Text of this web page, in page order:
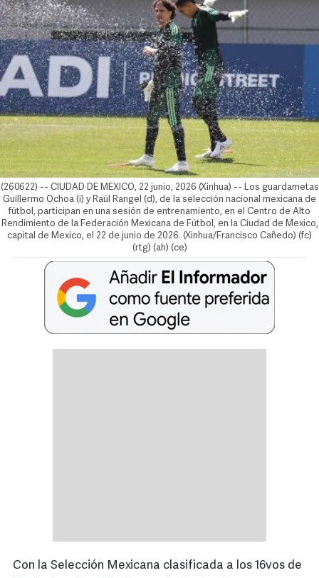
(260622) -- CIUDAD DE MEXICO, 22 junio, 2026 (Xinhua) -- Los guardametas
Guillermo Ochoa (i) y Raúl Rangel (d), de la selección nacional mexicana de
fútbol, participan en una sesión de entrenamiento, en el Centro de Alto
Rendimiento de la Federación Mexicana de Fútbol, en la Ciudad de Mexico,
capital de Mexico, el 22 de junio de 2026. (Xinhua/Francisco Cañedo) (fc)
(rtg) (ah) (ce)
Con la Selección Mexicana clasificada a los 16vos de